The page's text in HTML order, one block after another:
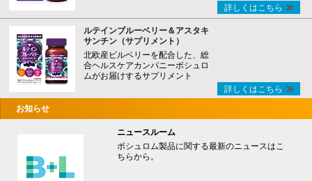
詳しくはこちら
ルテインブルーベリー＆アスタキ
サンチン（サプリメント）
北欧産ビルベリーを配合した、総
合ヘルスケアカンパニーボシュロ
ムがお届けするサプリメント
詳しくはこちら
お知らせ
ニュースルーム
ボシュロム製品に関する最新のニュースはこ
ちらから。